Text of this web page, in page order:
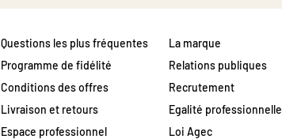
Questions les plus fréquentes
Programme de fidélité
Conditions des offres
Livraison et retours
Espace professionnel
La marque
Relations publiques
Recrutement
Egalité professionnelle
Loi Agec